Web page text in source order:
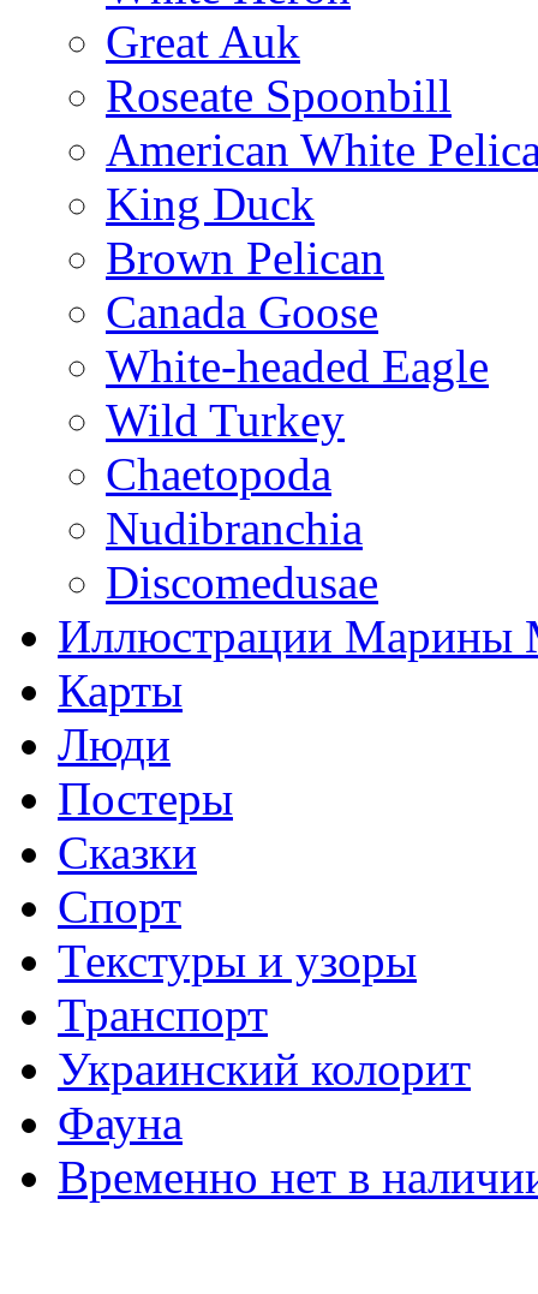
Great Auk
Roseate Spoonbill
American White
King Duck
Brown Pelican
Canada Goose
White-headed Eagle
Wild Turkey
Chaetopoda
Nudibranchia
Discomedusae
Иллюстрации Марины
Карты
Люди
Постеры
Сказки
Спорт
Текстуры и узоры
Транспорт
Украинский колорит
Фауна
Временно нет в